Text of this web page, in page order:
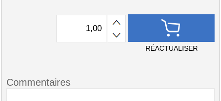
RÉACTUALISER
Commentaires